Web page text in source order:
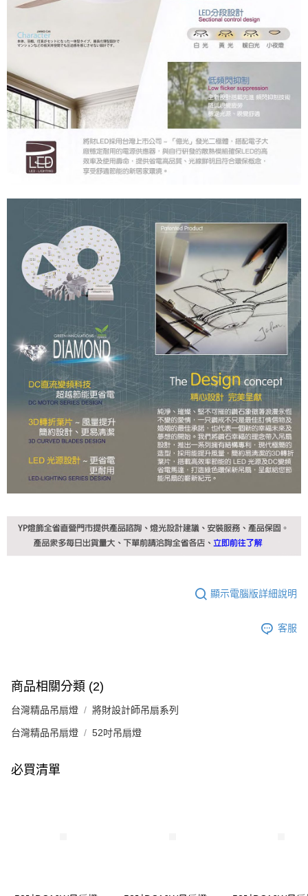
顯示電腦版詳細說明
客服
商品相關分類 (2)
台灣精品吊扇燈 將財設計師吊扇系列
台灣精品吊扇燈 52吋吊扇燈
必買清單